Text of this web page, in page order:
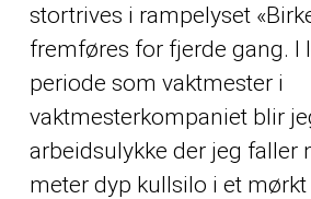
stortrives i rampelyset
fremføres for fjerde gang. I
periode som vaktmester i
vaktmesterkompaniet blir
arbeidsulykke der jeg faller
meter dyp kullsilo i et